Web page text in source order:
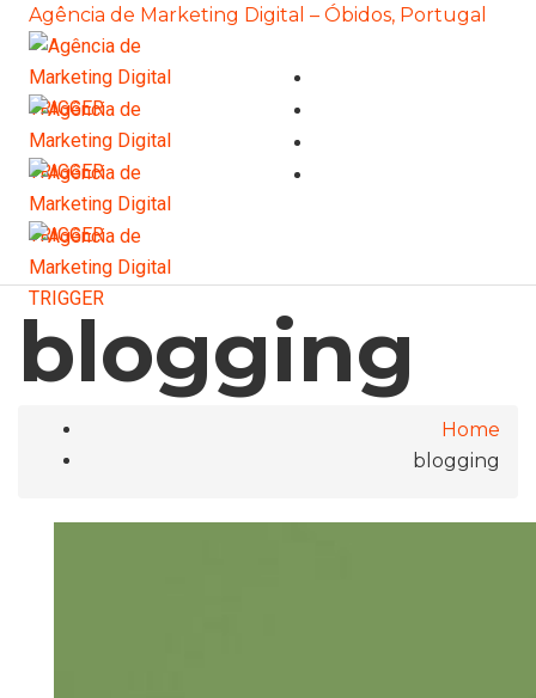
Agência de Marketing Digital – Óbidos, Portugal
blogging
Home
blogging